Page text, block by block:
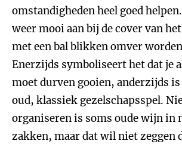
omstandigheden heel goed
weer mooi aan bij de cover van
met een bal blikken omver
Enerzijds symboliseert het dat je
moet durven gooien, anderzijds is
oud, klassiek gezelschapsspel.
organiseren is soms oude wijn in
zakken, maar dat wil niet zeggen